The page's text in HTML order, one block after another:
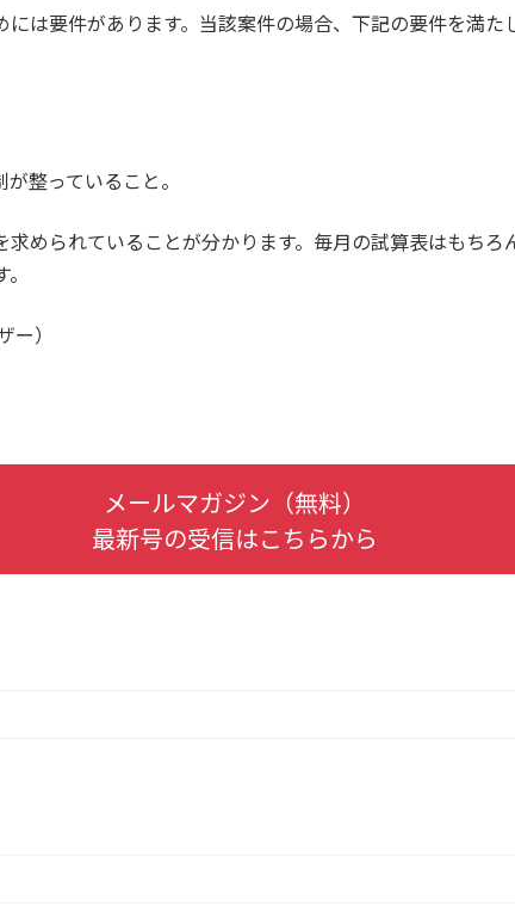
は要件があります。当該案件の場合、下記の要件を満
整っていること。
められていることが分かります。毎月の試算表はもち
ー）
メールマガジン（無料）
最新号の受信はこちらから